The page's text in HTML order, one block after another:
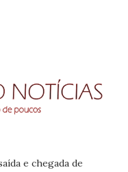
e chegada de